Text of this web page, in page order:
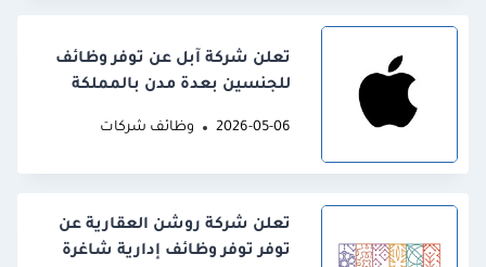
تعلن شركة آبل عن توفر وظائف
للجنسين بعدة مدن بالمملكة
2026-05-06 وظائف شركات
تعلن شركة روشن العقارية عن
توفر توفر وظائف إدارية شاغرة